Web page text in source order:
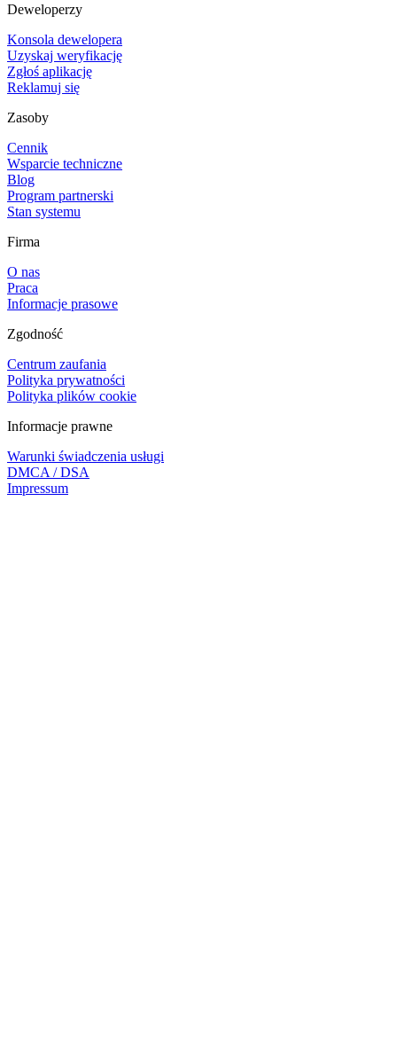
Deweloperzy
Konsola dewelopera
Uzyskaj weryfikację
Zgłoś aplikację
Reklamuj się
Zasoby
Cennik
Wsparcie techniczne
Blog
Program partnerski
Stan systemu
Firma
O nas
Praca
Informacje prasowe
Zgodność
Centrum zaufania
Polityka prywatności
Polityka plików cookie
Informacje prawne
Warunki świadczenia usługi
DMCA / DSA
Impressum